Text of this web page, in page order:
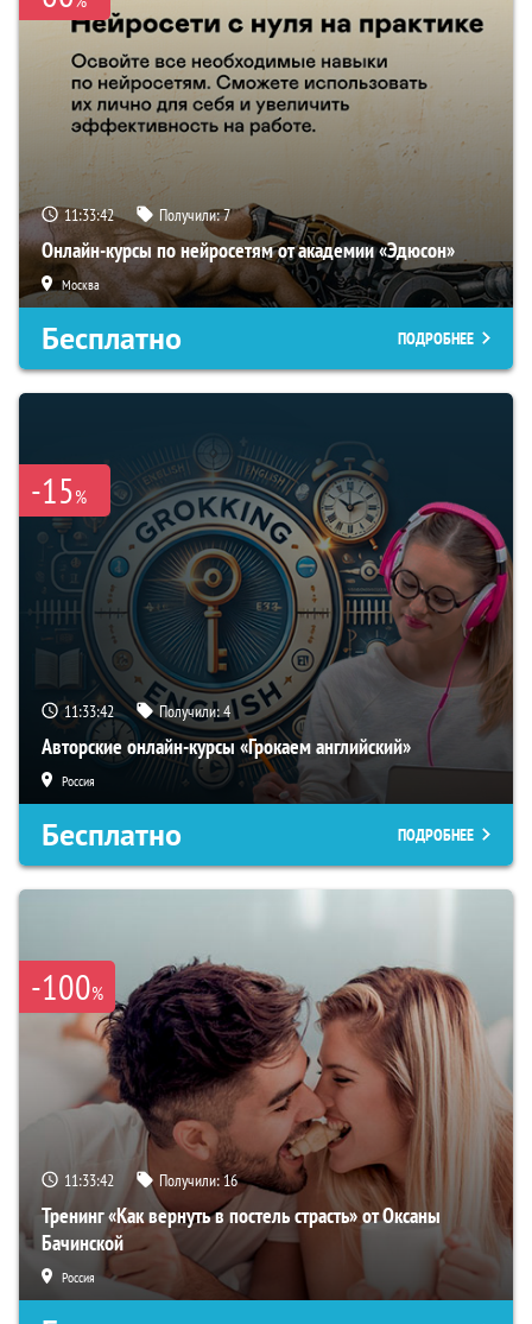
11:33:41 Получили:7
Онлайн-курсы по нейросетям от академии «Эдюсон»
Москва
Бесплатно ПОДРОБНЕЕ
-15%
11:33:41 Получили:4
Авторские онлайн-курсы «Грокаем английский»
Россия
Бесплатно ПОДРОБНЕЕ
-100%
11:33:41 Получили:16
Тренинг «Как вернуть в постель страсть» от Оксаны
Бачинской
Россия